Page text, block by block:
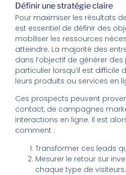
Définir une stratégie claire
Pour maximiser les résultats
est essentiel de définir des
mobiliser les ressources
atteindre. La majorité des
dans l’objectif de générer
particulier lorsqu’il est difficile
leurs produits ou services en
Ces prospects peuvent
contact, de campagnes
interactions en ligne. Il est
comment :
Transformer ces leads
Mesurer le retour sur
chaque type de visiteurs.